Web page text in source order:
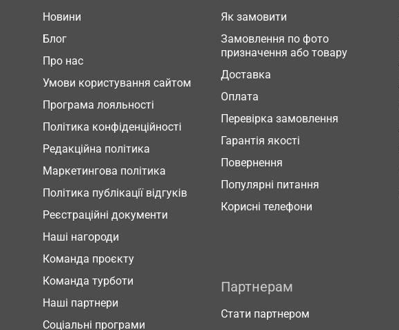
Новини
Блог
Про нас
Умови користування сайтом
Програма лояльності
Політика конфіденційності
Редакційна політика
Маркетингова політика
Політика публікації відгуків
Реєстраційні документи
Наші нагороди
Команда проєкту
Команда турботи
Наші партнери
Соціальні програми
Як замовити
Замовлення по фото
призначення або товару
Доставка
Оплата
Перевірка замовлення
Гарантія якості
Повернення
Популярні питання
Корисні телефони
Партнерам
Стати партнером